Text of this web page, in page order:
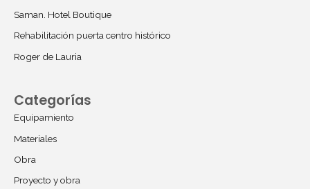
Saman. Hotel Boutique
Rehabilitación puerta centro histórico
Roger de Lauria
Categorías
Equipamiento
Materiales
Obra
Proyecto y obra